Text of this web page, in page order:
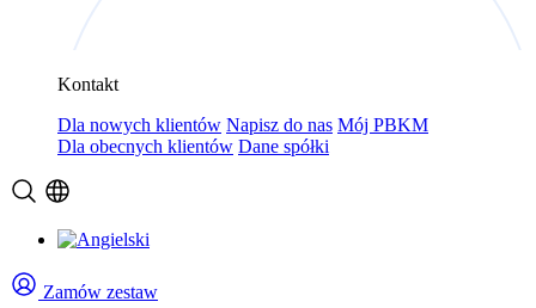
Kontakt
Dla nowych klientów Napisz do nas Mój PBKM
Dla obecnych klientów Dane spółki
Zamów zestaw